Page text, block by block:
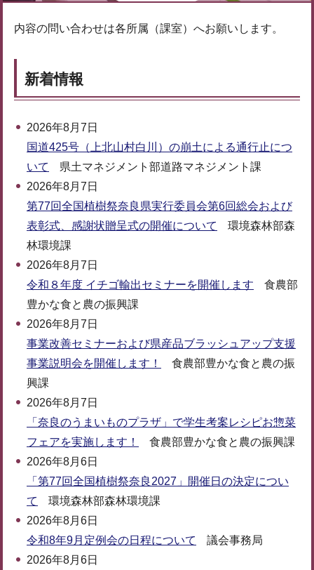
内容の問い合わせは各所属（課室）へお願いします。
新着情報
2026年8月7日
国道425号（上北山村白川）の崩土による通行止につ
いて
県土マネジメント部道路マネジメント課
2026年8月7日
第77回全国植樹祭奈良県実行委員会第6回総会および
表彰式、感謝状贈呈式の開催について
環境森林部森
林環境課
2026年8月7日
令和８年度 イチゴ輸出セミナーを開催します
食農部
豊かな食と農の振興課
2026年8月7日
事業改善セミナーおよび県産品ブラッシュアップ支援
事業説明会を開催します！
食農部豊かな食と農の振
興課
2026年8月7日
「奈良のうまいものプラザ」で学生考案レシピお惣菜
フェアを実施します！
食農部豊かな食と農の振興課
2026年8月6日
「第77回全国植樹祭奈良2027」開催日の決定につい
て
環境森林部森林環境課
2026年8月6日
令和8年9月定例会の日程について
議会事務局
2026年8月6日